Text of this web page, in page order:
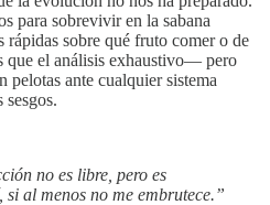
para sobrevivir en la sabana
sobre qué fruto comer o de
que el análisis exhaustivo— pero
pelotas ante cualquier sistema
sesgos.
no es libre, pero es
al menos no me embrutece.”